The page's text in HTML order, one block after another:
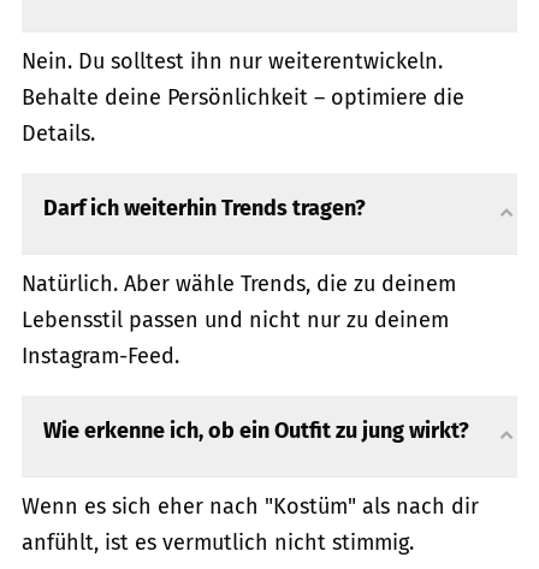
Nein. Du solltest ihn nur weiterentwickeln.
Behalte deine Persönlichkeit – optimiere die
Details.
Darf ich weiterhin Trends tragen?
Natürlich. Aber wähle Trends, die zu deinem
Lebensstil passen und nicht nur zu deinem
Instagram-Feed.
Wie erkenne ich, ob ein Outfit zu jung wirkt?
Wenn es sich eher nach "Kostüm" als nach dir
anfühlt, ist es vermutlich nicht stimmig.